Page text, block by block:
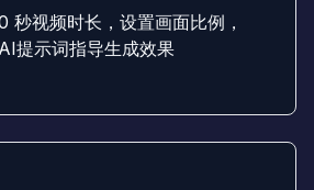
秒视频时长，设置画面比例，
提示词指导生成效果